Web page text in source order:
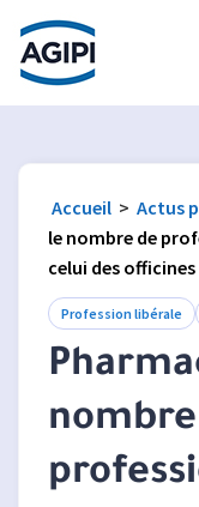
Accès au menu
Accès au contenu
Accueil > Actus
le nombre de
celui des
Profession libérale